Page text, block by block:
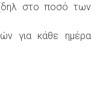
στο ποσό των
για κάθε ημέρα